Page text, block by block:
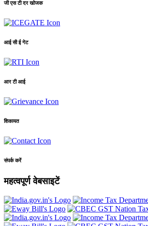
जी एस टी दर खोजक
आई सी ई गेट
आर टी आई
शिकायत
संपर्क करें
महत्वपूर्ण वेबसाइटें